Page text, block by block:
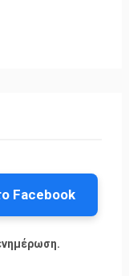
Facebook